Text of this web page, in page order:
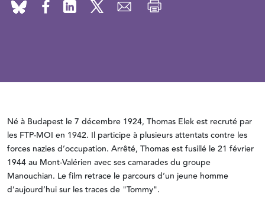
Né à Budapest le 7 décembre 1924, Thomas Elek est recruté par
les FTP-MOI en 1942. Il participe à plusieurs attentats contre les
forces nazies d’occupation. Arrêté, Thomas est fusillé le 21 février
1944 au Mont-Valérien avec ses camarades du groupe
Manouchian. Le film retrace le parcours d’un jeune homme
d’aujourd’hui sur les traces de "Tommy".